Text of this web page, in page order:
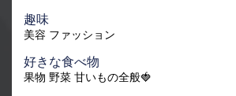
趣味
美容 ファッション
好きな食べ物
果物 野菜 甘いもの全般🍓